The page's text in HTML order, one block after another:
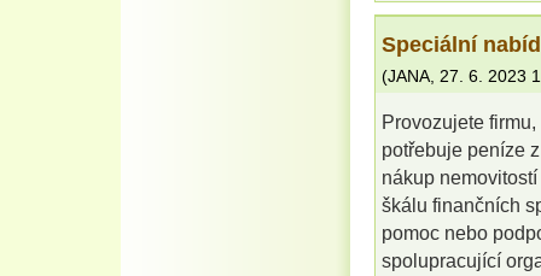
Speciální
(JANA 27. 6. 2023
Provozujete
potřebuje peníze
nákup
škálu finančních
pomoc nebo
spolupracující